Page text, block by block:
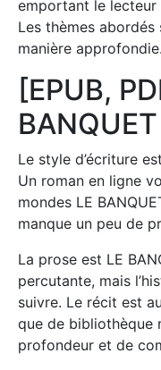
emportant le lecteur
Les thèmes
manière approfondie.
[EPUB,
Le style d’écriture
Un roman en ligne
mondes LE
manque un peu de
La prose est LE
percutante, mais
suivre. Le récit est
que de bibliothèque
profondeur et de